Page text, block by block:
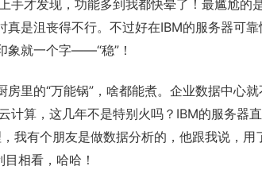
才发现，功能多到我都快晕了！最尴尬的
是沮丧得不行。不过好在IBM的服务器可
象就一个字——“稳”！
里的“万能锅”，啥都能煮。企业数据中心
计算，这几年不是特别火吗？IBM的服务器
我有个朋友是做数据分析的，他跟我说，
相看，哈哈！